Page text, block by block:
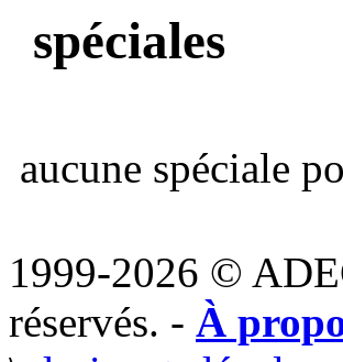
spéciales
aucune spéciale
1999-2026 ©
réservés. - À